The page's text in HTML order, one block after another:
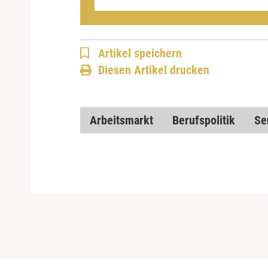
Artikel speichern
Diesen Artikel drucken
Arbeitsmarkt Berufspolitik